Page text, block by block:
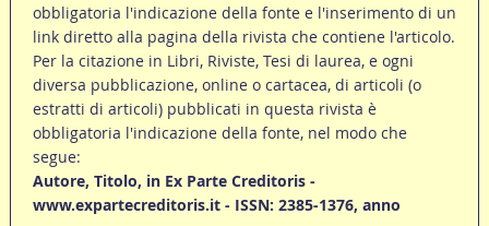
obbligatoria l'indicazione della fonte e l'inserimento di un
link diretto alla pagina della rivista che contiene l'articolo.
Per la citazione in Libri, Riviste, Tesi di laurea, e ogni
diversa pubblicazione, online o cartacea, di articoli (o
estratti di articoli) pubblicati in questa rivista è
obbligatoria l'indicazione della fonte, nel modo che
segue:
Autore, Titolo, in Ex Parte Creditoris -
www.expartecreditoris.it - ISSN: 2385-1376, anno